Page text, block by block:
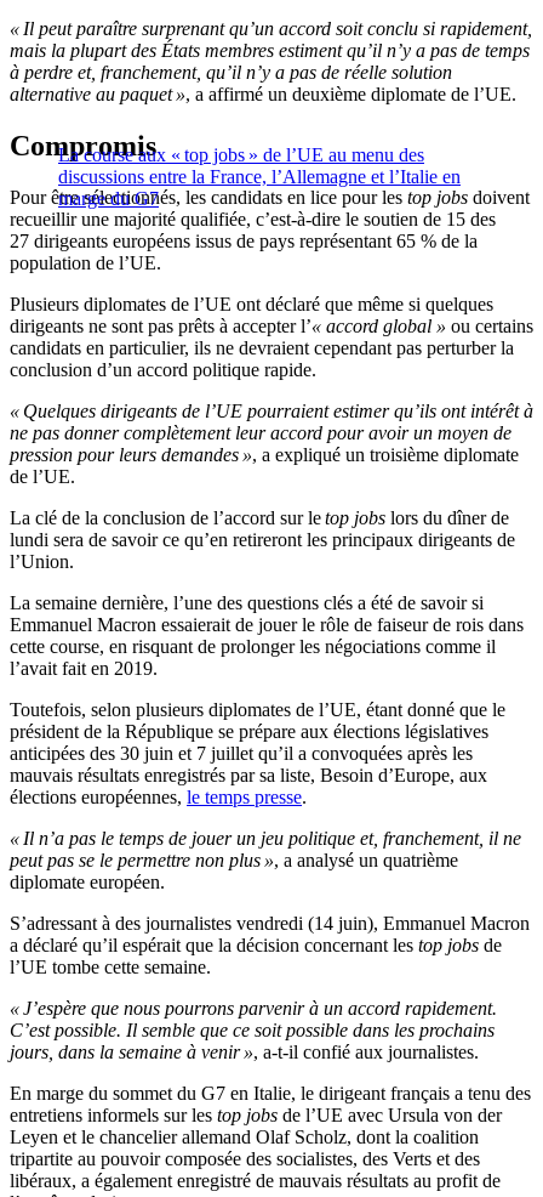
« Il peut paraître surprenant qu’un accord soit conclu si rapidement,
mais la plupart des États membres estiment qu’il n’y a pas de temps
à perdre et, franchement, qu’il n’y a pas de réelle solution
alternative au paquet », a affirmé un deuxième diplomate de l’UE.
La course aux « top jobs » de l’UE au menu des
discussions entre la France, l’Allemagne et l’Italie en
marge du G7
Compromis
Pour être sélectionnés, les candidats en lice pour les top jobs doivent
recueillir une majorité qualifiée, c’est-à-dire le soutien de 15 des
27 dirigeants européens issus de pays représentant 65 % de la
population de l’UE.
Plusieurs diplomates de l’UE ont déclaré que même si quelques
dirigeants ne sont pas prêts à accepter l’« accord global » ou certains
candidats en particulier, ils ne devraient cependant pas perturber la
conclusion d’un accord politique rapide.
« Quelques dirigeants de l’UE pourraient estimer qu’ils ont intérêt à
ne pas donner complètement leur accord pour avoir un moyen de
pression pour leurs demandes », a expliqué un troisième diplomate
de l’UE.
La clé de la conclusion de l’accord sur letop jobs lors du dîner de
lundi sera de savoir ce qu’en retireront les principaux dirigeants de
l’Union.
La semaine dernière, l’une des questions clés a été de savoir si
Emmanuel Macron essaierait de jouer le rôle de faiseur de rois dans
cette course, en risquant de prolonger les négociations comme il
l’avait fait en 2019.
Toutefois, selon plusieurs diplomates de l’UE, étant donné que le
président de la République se prépare aux élections législatives
anticipées des 30 juin et 7 juillet qu’il a convoquées après les
mauvais résultats enregistrés par sa liste, Besoin d’Europe, aux
élections européennes, le temps presse.
« Il n’a pas le temps de jouer un jeu politique et, franchement, il ne
peut pas se le permettre non plus », a analysé un quatrième
diplomate européen.
S’adressant à des journalistes vendredi (14 juin), Emmanuel Macron
a déclaré qu’il espérait que la décision concernant les top jobs de
l’UE tombe cette semaine.
« J’espère que nous pourrons parvenir à un accord rapidement.
C’est possible. Il semble que ce soit possible dans les prochains
jours, dans la semaine à venir », a-t-il confié aux journalistes.
En marge du sommet du G7 en Italie, le dirigeant français a tenu des
entretiens informels sur les top jobs de l’UE avec Ursula von der
Leyen et le chancelier allemand Olaf Scholz, dont la coalition
tripartite au pouvoir composée des socialistes, des Verts et des
libéraux, a également enregistré de mauvais résultats au profit de